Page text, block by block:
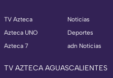
TV Azteca
Azteca UNO
Azteca 7
Noticias
Deportes
adn Noticias
TV AZTECA AGUASCALIENTES